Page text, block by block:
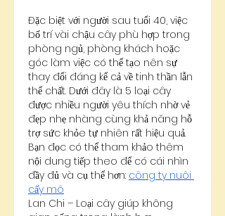
Đặc biệt với người sau tuổi 40, việc
bố trí vài chậu cây phù hợp trong
phòng ngủ, phòng khách hoặc
góc làm việc có thể tạo nên sự
thay đổi đáng kể cả về tinh thần lẫn
thể chất. Dưới đây là 5 loại cây
được nhiều người yêu thích nhờ vẻ
đẹp nhẹ nhàng cùng khả năng hỗ
trợ sức khỏe tự nhiên rất hiệu quả.
Bạn đọc có thể tham khảo thêm
nội dung tiếp theo để có cái nhìn
đầy đủ và cụ thể hơn: công ty nuôi
cấy mô
Lan Chi – Loại cây giúp không